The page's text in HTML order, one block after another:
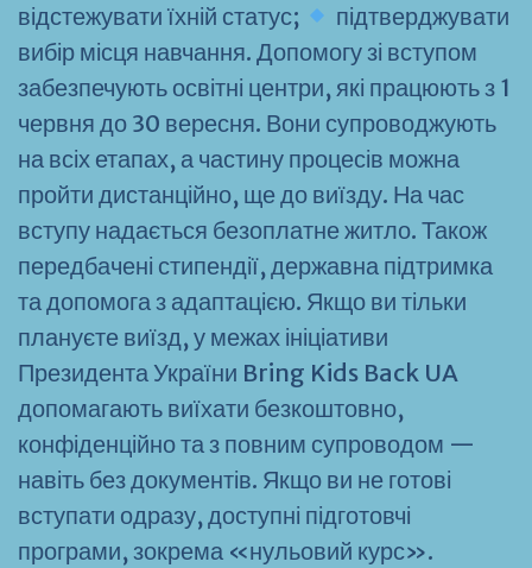
відстежувати їхній статус;
підтверджувати
вибір місця навчання. Допомогу зі вступом
забезпечують освітні центри, які працюють з 1
червня до 30 вересня. Вони супроводжують
на всіх етапах, а частину процесів можна
пройти дистанційно, ще до виїзду. На час
вступу надається безоплатне житло. Також
передбачені стипендії, державна підтримка
та допомога з адаптацією. Якщо ви тільки
плануєте виїзд, у межах ініціативи
Президента України Bring Kids Back UA
допомагають виїхати безкоштовно,
конфіденційно та з повним супроводом —
навіть без документів. Якщо ви не готові
вступати одразу, доступні підготовчі
програми, зокрема «нульовий курс».